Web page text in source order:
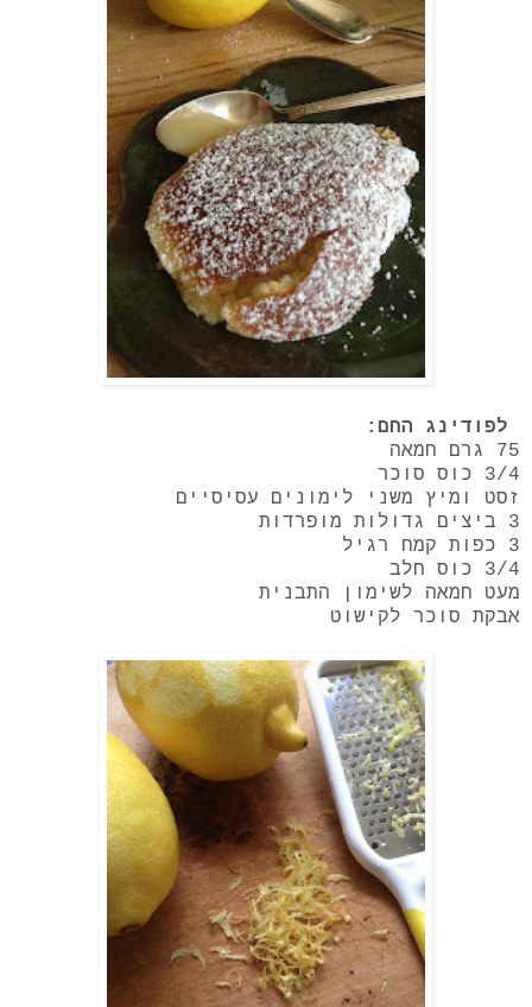
לפודינג החם:
75 גרם חמאה
3/4 כוס סוכר
זסט ומיץ משני לימונים עסיסיים
3 ביצים גדולות מופרדות
3 כפות קמח רגיל
3/4 כוס חלב
מעט חמאה לשימון התבנית
אבקת סוכר לקישוט